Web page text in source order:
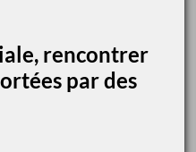
rencontrer
par des